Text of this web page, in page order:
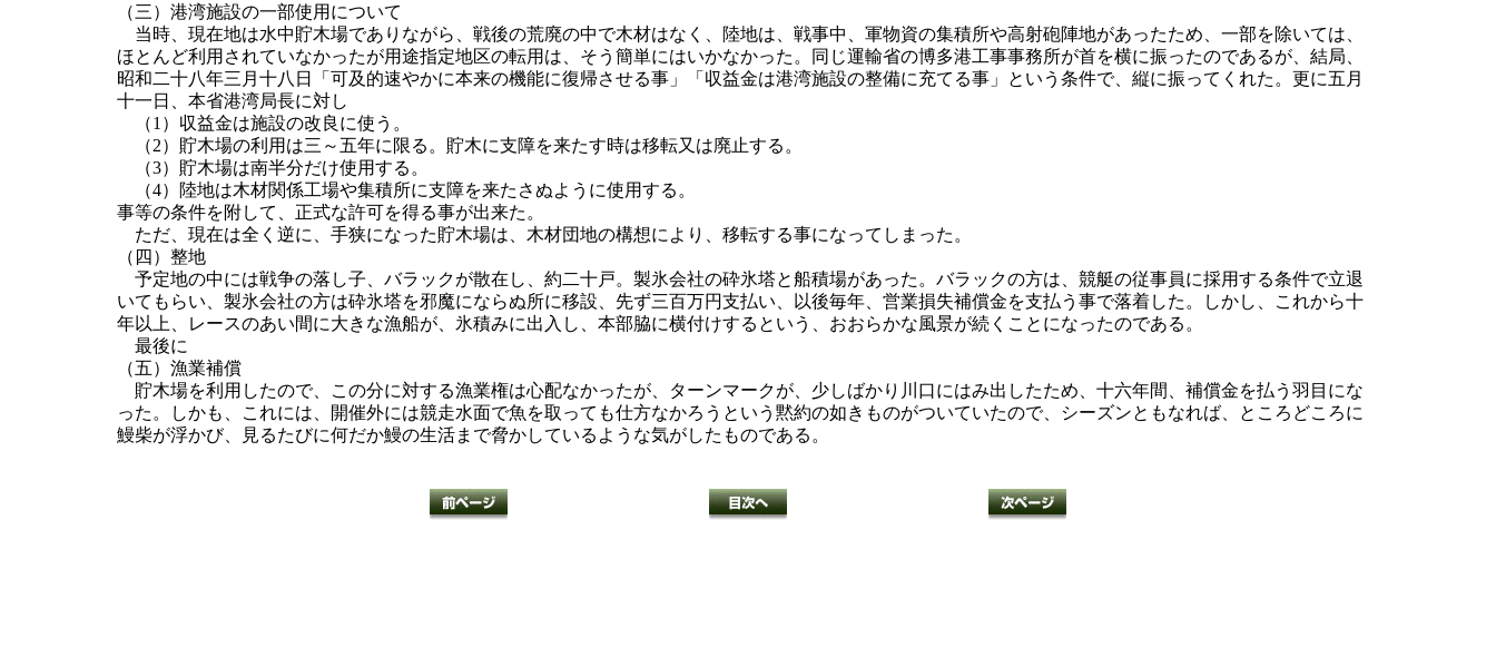
（三）港湾施設の一部使用について
当時、現在地は水中貯木場でありながら、戦後の荒廃の中で木材はなく、陸地は、戦事中、軍物資の集積所や高射砲陣地があったため、一部を除いては、
ほとんど利用されていなかったが用途指定地区の転用は、そう簡単にはいかなかった。同じ運輸省の博多港工事事務所が首を横に振ったのであるが、結局、
昭和二十八年三月十八日「可及的速やかに本来の機能に復帰させる事」「収益金は港湾施設の整備に充てる事」という条件で、縦に振ってくれた。更に五月
十一日、本省港湾局長に対し
（1）収益金は施設の改良に使う。
（2）貯木場の利用は三～五年に限る。貯木に支障を来たす時は移転又は廃止する。
（3）貯木場は南半分だけ使用する。
（4）陸地は木材関係工場や集積所に支障を来たさぬように使用する。
事等の条件を附して、正式な許可を得る事が出来た。
ただ、現在は全く逆に、手狭になった貯木場は、木材団地の構想により、移転する事になってしまった。
（四）整地
予定地の中には戦争の落し子、バラックが散在し、約二十戸。製氷会社の砕氷塔と船積場があった。バラックの方は、競艇の従事員に採用する条件で立退
いてもらい、製氷会社の方は砕氷塔を邪魔にならぬ所に移設、先ず三百万円支払い、以後毎年、営業損失補償金を支払う事で落着した。しかし、これから十
年以上、レースのあい間に大きな漁船が、氷積みに出入し、本部脇に横付けするという、おおらかな風景が続くことになったのである。
最後に
（五）漁業補償
貯木場を利用したので、この分に対する漁業権は心配なかったが、ターンマークが、少しばかり川口にはみ出したため、十六年間、補償金を払う羽目にな
った。しかも、これには、開催外には競走水面で魚を取っても仕方なかろうという黙約の如きものがついていたので、シーズンともなれば、ところどころに
鰻柴が浮かび、見るたびに何だか鰻の生活まで脅かしているような気がしたものである。